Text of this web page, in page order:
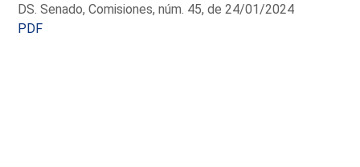
DS. Senado, Comisiones, núm. 45, de 24/01/2024
PDF